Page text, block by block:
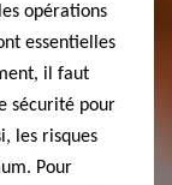
opérations
essentielles
il faut
sécurité pour
les risques
Pour